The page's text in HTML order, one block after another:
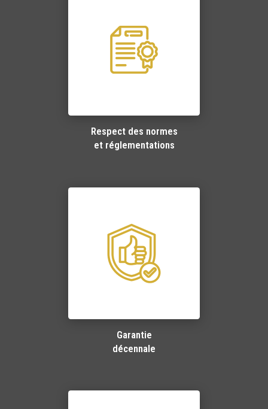
Respect des normes
et réglementations
Garantie
décennale